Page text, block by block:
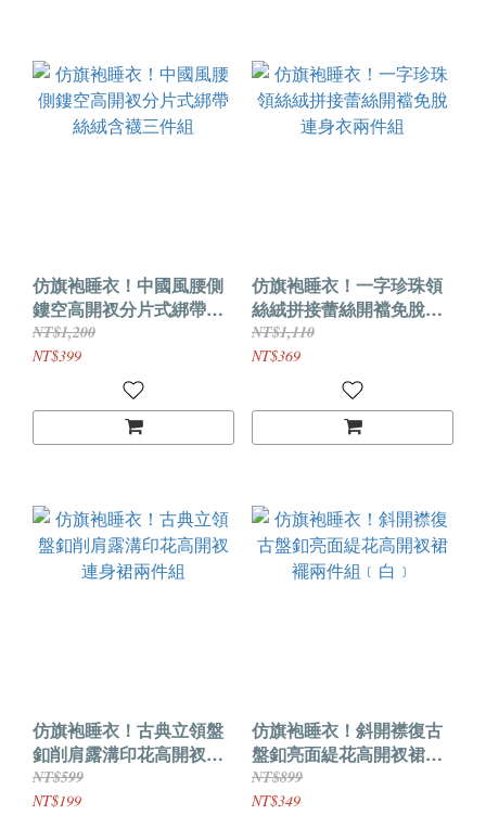
仿旗袍睡衣！中國風腰側
鏤空高開衩分片式綁帶絲
絨含襪三件組
NT$1,200
NT$399
仿旗袍睡衣！一字珍珠領
絲絨拼接蕾絲開襠免脫連
身衣兩件組
NT$1,110
NT$369
仿旗袍睡衣！古典立領盤
釦削肩露溝印花高開衩連
身裙兩件組
NT$599
NT$199
仿旗袍睡衣！斜開襟復古
盤釦亮面緹花高開衩裙襬
兩件組﹝白﹞
NT$899
NT$349